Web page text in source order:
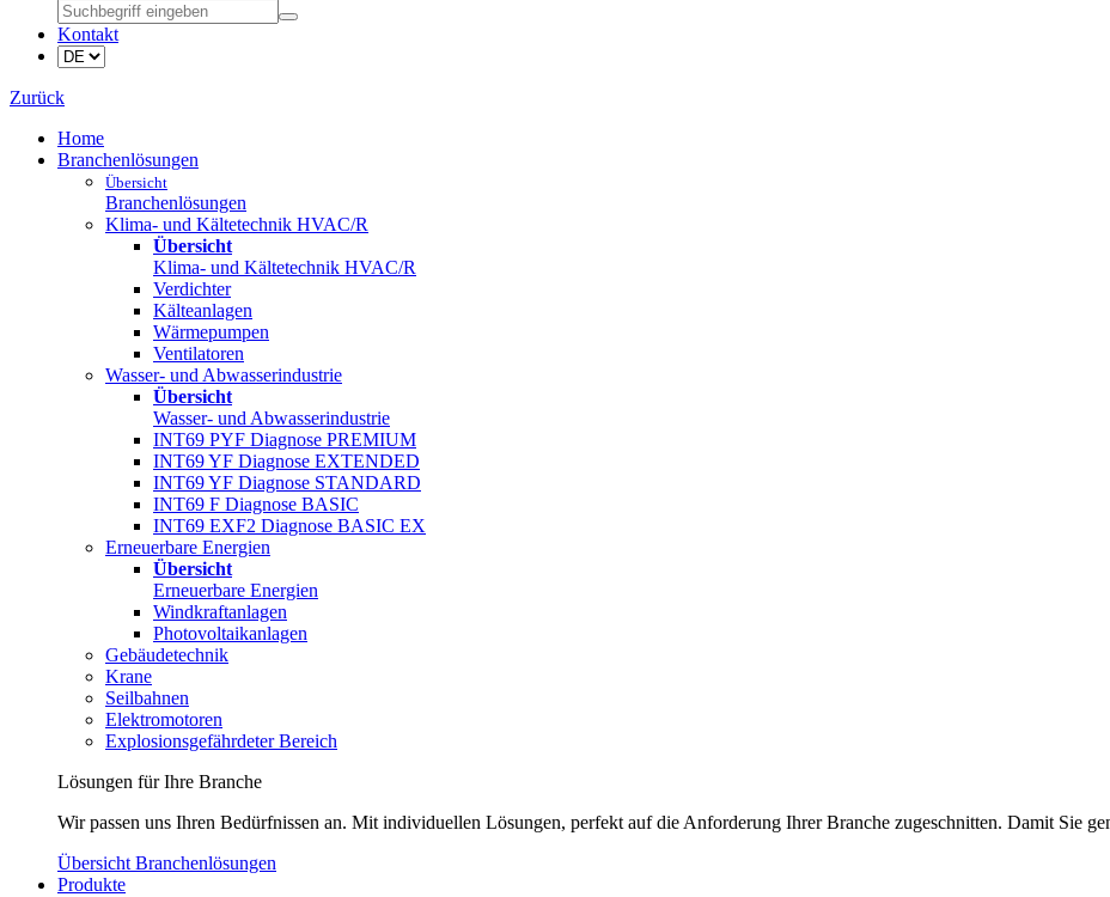
Kontakt
Zurück
Home
Branchenlösungen
Übersicht
Branchenlösungen
Klima- und Kältetechnik HVAC/R
Übersicht
Klima- und Kältetechnik HVAC/R
Verdichter
Kälteanlagen
Wärmepumpen
Ventilatoren
Wasser- und Abwasserindustrie
Übersicht
Wasser- und Abwasserindustrie
INT69 PYF Diagnose PREMIUM
INT69 YF Diagnose EXTENDED
INT69 YF Diagnose STANDARD
INT69 F Diagnose BASIC
INT69 EXF2 Diagnose BASIC EX
Erneuerbare Energien
Übersicht
Erneuerbare Energien
Windkraftanlagen
Photovoltaikanlagen
Gebäudetechnik
Krane
Seilbahnen
Elektromotoren
Explosionsgefährdeter Bereich
Lösungen für Ihre Branche
Wir passen uns Ihren Bedürfnissen an. Mit individuellen Lösungen, perfekt auf die Anforderung Ihrer Branche zugeschnitten. Damit Sie
Übersicht Branchenlösungen
Produkte